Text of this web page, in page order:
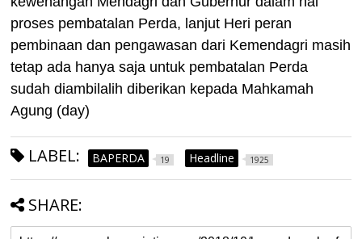
proses pembatalan Perda, lanjut Heri peran
pembinaan dan pengawasan dari Kemendagri masih
tetap ada hanya saja untuk pembatalan Perda
sudah diambilalih diberikan kepada Mahkamah
Agung (day)
LABEL: BAPERDA 19 Headline 1925
SHARE: